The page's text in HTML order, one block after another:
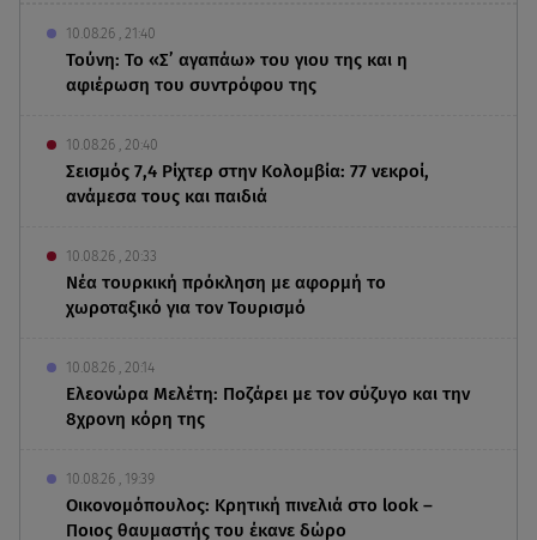
10.08.26 , 21:40
Τούνη: Το «Σ’ αγαπάω» του γιου της και η
αφιέρωση του συντρόφου της
10.08.26 , 20:40
Σεισμός 7,4 Ρίχτερ στην Κολομβία: 77 νεκροί,
ανάμεσα τους και παιδιά
10.08.26 , 20:33
Νέα τουρκική πρόκληση με αφορμή το
χωροταξικό για τον Τουρισμό
10.08.26 , 20:14
Ελεονώρα Μελέτη: Ποζάρει με τον σύζυγο και την
8χρονη κόρη της
10.08.26 , 19:39
Οικονομόπουλος: Κρητική πινελιά στο look –
Ποιος θαυμαστής του έκανε δώρο